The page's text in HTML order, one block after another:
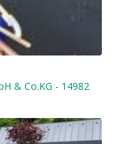
& Co.KG - 14982